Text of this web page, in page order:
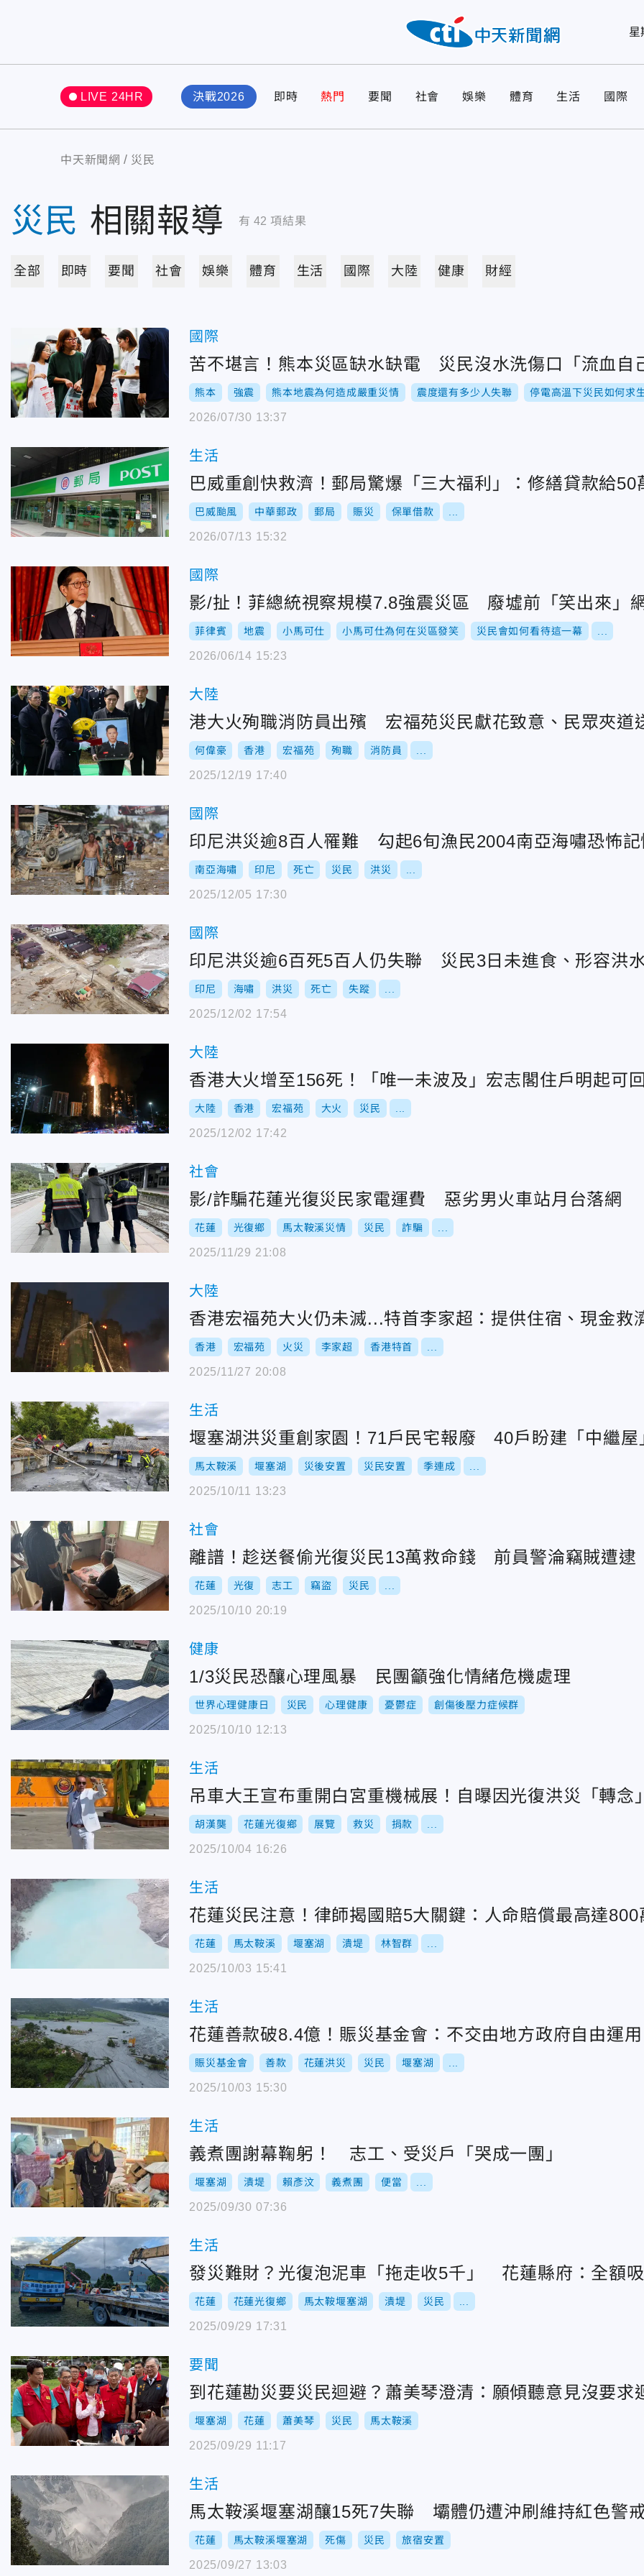
星
LIVE 24HR 決戰2026 即時 熱門 要聞 社會 娛樂 體育 生活 國際
中天新聞網 災民
災民 相關報導 有 42 項結果
全部 即時 要聞 社會 娛樂 體育 生活 國際 大陸 健康 財經
國際
苦不堪言！熊本災區缺水缺電 災民沒水洗傷口「流血自
熊本 強震 熊本地震為何造成嚴重災情 震度還有多少人失聯 停電高溫下災民如何求
2026/07/30 13:37
生活
巴威重創快救濟！郵局驚爆「三大福利」：修繕貸款給50
巴威颱風 中華郵政 郵局 賑災 保單借款
2026/07/13 15:32
國際
影/扯！菲總統視察規模7.8強震災區 廢墟前「笑出來」
菲律賓 地震 小馬可仕 小馬可仕為何在災區發笑 災民會如何看待這一幕
2026/06/14 15:23
大陸
港大火殉職消防員出殯 宏福苑災民獻花致意、民眾夾道
何偉豪 香港 宏福苑 殉職 消防員
2025/12/19 17:40
國際
印尼洪災逾8百人罹難 勾起6旬漁民2004南亞海嘯恐怖記
南亞海嘯 印尼 死亡 災民 洪災
2025/12/05 17:30
國際
印尼洪災逾6百死5百人仍失聯 災民3日未進食、形容洪
印尼 海嘯 洪災 死亡 失蹤
2025/12/02 17:54
大陸
香港大火增至156死！「唯一未波及」宏志閣住戶明起可
大陸 香港 宏福苑 大火 災民
2025/12/02 17:42
社會
影/詐騙花蓮光復災民家電運費 惡劣男火車站月台落網
花蓮 光復鄉 馬太鞍溪災情 災民 詐騙
2025/11/29 21:08
大陸
香港宏福苑大火仍未滅...特首李家超：提供住宿、現金救
香港 宏福苑 火災 李家超 香港特首
2025/11/27 20:08
生活
堰塞湖洪災重創家園！71戶民宅報廢 40戶盼建「中繼屋
馬太鞍溪 堰塞湖 災後安置 災民安置 季連成
2025/10/11 13:23
社會
離譜！趁送餐偷光復災民13萬救命錢 前員警淪竊賊遭逮
花蓮 光復 志工 竊盜 災民
2025/10/10 20:19
健康
1/3災民恐釀心理風暴 民團籲強化情緒危機處理
世界心理健康日 災民 心理健康 憂鬱症 創傷後壓力症候群
2025/10/10 12:13
生活
吊車大王宣布重開白宮重機械展！自曝因光復洪災「轉念
胡漢龑 花蓮光復鄉 展覽 救災 捐款
2025/10/04 16:26
生活
花蓮災民注意！律師揭國賠5大關鍵：人命賠償最高達800
花蓮 馬太鞍溪 堰塞湖 潰堤 林智群
2025/10/03 15:41
生活
花蓮善款破8.4億！賑災基金會：不交由地方政府自由運用
賑災基金會 善款 花蓮洪災 災民 堰塞湖
2025/10/03 15:30
生活
義煮團謝幕鞠躬！ 志工、受災戶「哭成一團」
堰塞湖 潰堤 賴彥汶 義煮團 便當
2025/09/30 07:36
生活
發災難財？光復泡泥車「拖走收5千」 花蓮縣府：全額
花蓮 花蓮光復鄉 馬太鞍堰塞湖 潰堤 災民
2025/09/29 17:31
要聞
到花蓮勘災要災民迴避？蕭美琴澄清：願傾聽意見沒要求
堰塞湖 花蓮 蕭美琴 災民 馬太鞍溪
2025/09/29 11:17
生活
馬太鞍溪堰塞湖釀15死7失聯 壩體仍遭沖刷維持紅色警
花蓮 馬太鞍溪堰塞湖 死傷 災民 旅宿安置
2025/09/27 13:03